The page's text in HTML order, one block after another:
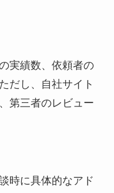
実績数、依頼者の
だし、自社サイト
第三者のレビュー
時に具体的なアド